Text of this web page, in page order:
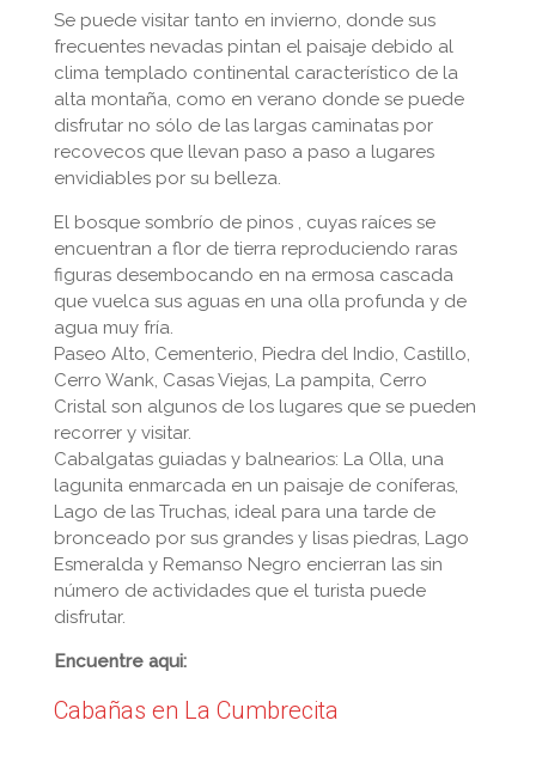
Se puede visitar tanto en invierno, donde sus
frecuentes nevadas pintan el paisaje debido al
clima templado continental característico de la
alta montaña, como en verano donde se puede
disfrutar no sólo de las largas caminatas por
recovecos que llevan paso a paso a lugares
envidiables por su belleza.
El bosque sombrío de pinos , cuyas raíces se
encuentran a flor de tierra reproduciendo raras
figuras desembocando en na ermosa cascada
que vuelca sus aguas en una olla profunda y de
agua muy fría.
Paseo Alto, Cementerio, Piedra del Indio, Castillo,
Cerro Wank, Casas Viejas, La pampita, Cerro
Cristal son algunos de los lugares que se pueden
recorrer y visitar.
Cabalgatas guiadas y balnearios: La Olla, una
lagunita enmarcada en un paisaje de coníferas,
Lago de las Truchas, ideal para una tarde de
bronceado por sus grandes y lisas piedras, Lago
Esmeralda y Remanso Negro encierran las sin
número de actividades que el turista puede
disfrutar.
Encuentre aqui:
Cabañas en La Cumbrecita